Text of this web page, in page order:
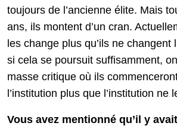
toujours de l’ancienne élite. Mais
ans, ils montent d’un cran.
les change plus qu’ils ne changent
si cela se poursuit suffisamment,
masse critique où ils
l’institution plus que l’institution ne
Vous avez mentionné qu’il y